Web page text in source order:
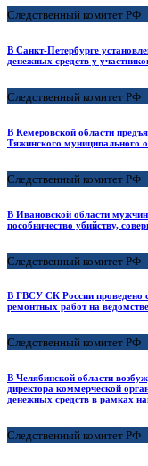
Следственный комитет РФ
В Санкт-Петербурге
денежных средств у
Следственный комитет РФ
В Кемеровской области
Тяжинского муниципального
Следственный комитет РФ
В Ивановской области
пособничество убийству,
Следственный комитет РФ
В ГВСУ СК России проведено
ремонтных работ на
Следственный комитет РФ
В Челябинской области
директора коммерческой
денежных средств в рамках
Следственный комитет РФ